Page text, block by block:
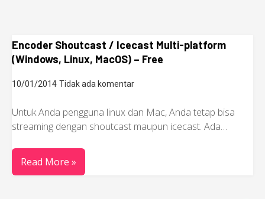
Encoder Shoutcast / Icecast Multi-platform
(Windows, Linux, MacOS) – Free
10/01/2014 Tidak ada komentar
Untuk Anda pengguna linux dan Mac, Anda tetap bisa
streaming dengan shoutcast maupun icecast. Ada…
Read More »